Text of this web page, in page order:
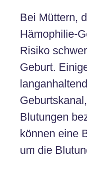
Bei Müttern,
Hämophilie-
Risiko
Geburt.
Blutungen
können eine
um die